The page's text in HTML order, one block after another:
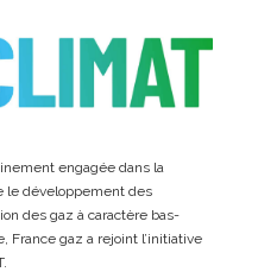
engagée dans la
le développement des
des gaz à caractère bas-
France gaz a rejoint l’initiative